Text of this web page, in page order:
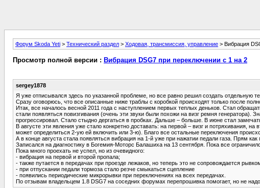
Форум Skoda Yeti > Технический раздел > Ходовая, трансмиссия, управление > Вибрация
Просмотр полной версии : Вибрация DSG7 при переключении с 1 на 2
sergey1878
Я уже отписывался здесь по указанной проблеме, но все равно решил создать отдельную
Сразу оговорюсь, что все описанные ниже траблы с коробкой происходят только после
Итак, все началось весной 2011 года с наступлением первых теплых деньков. Стал
стали появляться повизгивания (очень эти звуки были похожи на визг ремня
прогрессировал. Стало стыдно дергаться в пробках. Дальше – больше. В июне стал
В августе эти явления уже стало конкретно доставать: на первой – визг и потряхивания,
может определиться 2-ую ей включить или 3-ю). Благо все остальные переключения
А в конце августа стала появляться вибрация на 1-й уже при нажатии педали газа. Прям
Записался на диагностику в Богемия-Моторс Балашиха на 13 сентября. Пока все
Пока много проехать не успел, но из очевидного:
- вибрация на первой и второй пропала;
- также путается в передачах при проезде лежаков, но теперь это не сопровождается
- при отпускании педали тормоза стало резче смыкаться сцепление
- появились периодические микрорывки при переключениях на всех передачах.
По отзывам владельцем 1.8 DSG7 на соседних форумах перепрошивка помогает, но не